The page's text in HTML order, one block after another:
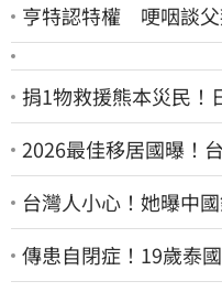
亨特認特權 哽咽談
捐1物救援熊本災民！
2026最佳移居國曝！
台灣人小心！她曝中
傳患自閉症！19歲泰